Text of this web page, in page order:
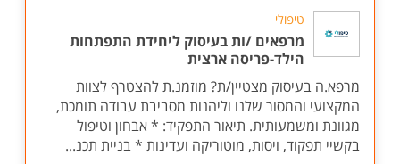
טיפולי
מרפאים /ות בעיסוק ליחידת התפתחות
הילד-פריסה ארצית
מרפא.ה בעיסוק מצטיין/ת? מוזמנ.ת להצטרף לצוות
המקצועי והמסור שלנו וליהנות מסביבת עבודה תומכת,
מגוונת ומשמעותית. תיאור התפקיד: * אבחון וטיפול
בקשיי תפקוד, ויסות, מוטוריקה ועדינות * בניית תכנ...